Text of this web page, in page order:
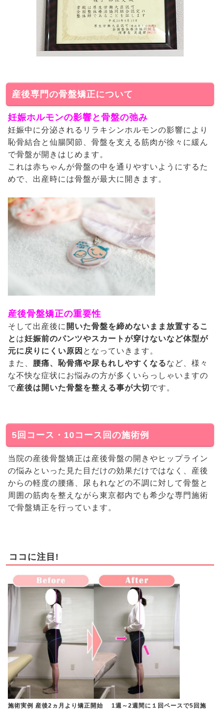
産後専門の骨盤矯正について
妊娠ホルモンの影響と骨盤の弛み
妊娠中に分泌されるリラキシンホルモンの影響により
恥骨結合と仙腸関節、骨盤を支える筋肉が徐々に緩ん
で骨盤が開きはじめます。
これは赤ちゃんが骨盤の中を通りやすいようにするた
めで、出産時には骨盤が最大に開きます。
産後骨盤矯正の重要性
そして出産後に 開いた骨盤を締めないまま放置するこ
と は妊娠前のパンツやスカートが穿けないなど体型が
元に戻りにくい原因 となっていきます。
また、 腰痛、恥骨痛や尿もれしやすくなるなど、様々
な不快な症状にお悩みの方が多くいらっしゃいますの
で産後は開いた骨盤を整える事が大切 です。
5回コース・10コース回の施術例
当院の産後骨盤矯正は産後骨盤の開きやヒップライン
の悩みといった見た目だけの効果だけではなく、産後
からの軽度の腰痛、尿もれなどの不調に対して骨盤と
周囲の筋肉を整えながら東京都内でも希少な専門施術
で骨盤矯正を行っています。
ココに注目!
施術実例 産後2ヵ月より矯正開始 1週～2週間に１回ペースで5回施